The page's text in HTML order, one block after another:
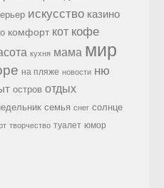
искусство казино
комфорт кот кофе
кухня мама мир
на пляже новости ню
остров отдых
семья снег солнце
творчество туалет юмор